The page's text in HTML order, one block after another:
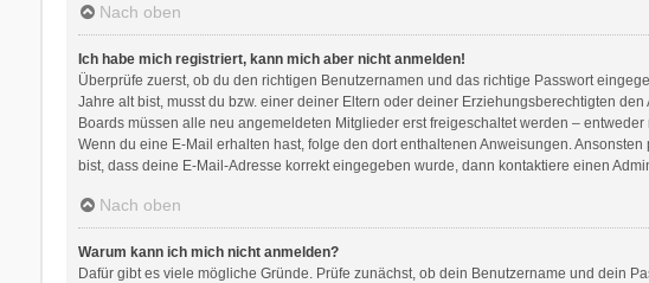
Nach oben
Ich habe mich registriert, kann mich aber nicht anmelden!
Überprüfe zuerst, ob du den richtigen Benutzernamen und das richtige Passwort
Jahre alt bist, musst du bzw. einer deiner Eltern oder deiner Erziehungsberechtigten
Boards müssen alle neu angemeldeten Mitglieder erst freigeschaltet werden –
Wenn du eine E-Mail erhalten hast, folge den dort enthaltenen Anweisungen.
bist, dass deine E-Mail-Adresse korrekt eingegeben wurde, dann kontaktiere einen
Nach oben
Warum kann ich mich nicht anmelden?
Dafür gibt es viele mögliche Gründe. Prüfe zunächst, ob dein Benutzername und dein